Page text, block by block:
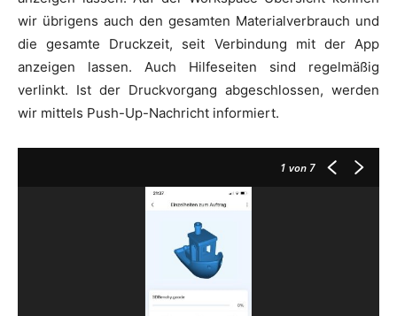
wir übrigens auch den gesamten Materialverbrauch und
die gesamte Druckzeit, seit Verbindung mit der App
anzeigen lassen. Auch Hilfeseiten sind regelmäßig
verlinkt. Ist der Druckvorgang abgeschlossen, werden
wir mittels Push-Up-Nachricht informiert.
1 von 7